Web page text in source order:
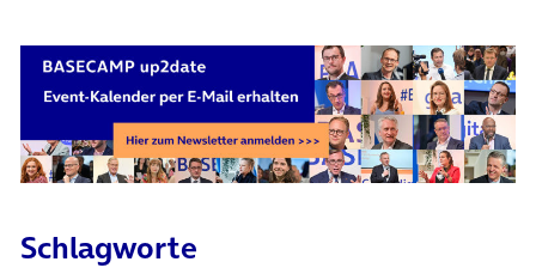
Schlagworte